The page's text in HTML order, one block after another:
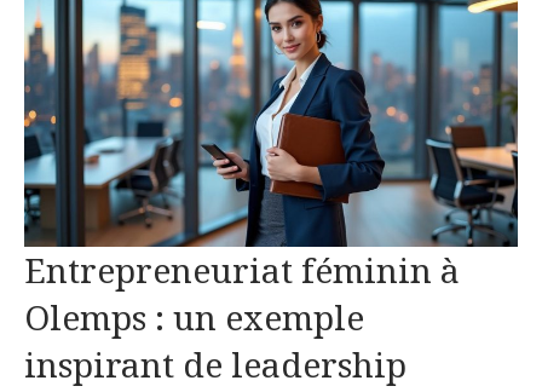
Entrepreneuriat féminin à
Olemps : un exemple
inspirant de leadership